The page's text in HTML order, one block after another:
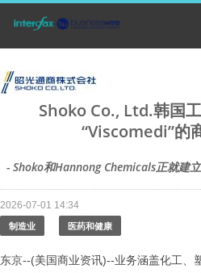
Shoko Co., Ltd.韩国
“Viscomedi”的
- Shoko和Hannong Chemicals正就建
2026-07-01 14:34
制造业 医药和健康
东京--(美国商业资讯)--业务涵盖化工、